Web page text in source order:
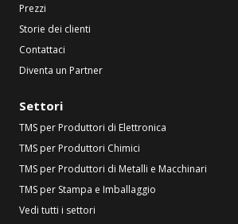
Prezzi
Storie dei clienti
Contattaci
Diventa un Partner
Settori
TMS per Produttori di Elettronica
TMS per Produttori Chimici
TMS per Produttori di Metalli e Macchinari
TMS per Stampa e Imballaggio
Vedi tutti i settori